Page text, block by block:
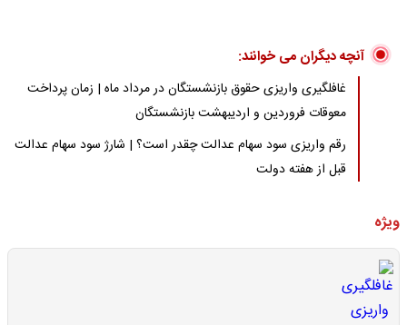
آنچه دیگران می خوانند:
غافلگیری واریزی حقوق بازنشستگان در مرداد ماه | زمان پرداخت
معوقات فروردین و اردیبهشت بازنشستگان
رقم واریزی سود سهام عدالت چقدر است؟ | شارژ سود سهام عدالت
قبل از هفته دولت
ویژه